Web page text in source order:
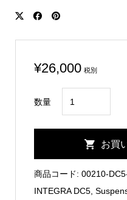
¥26,000 税別
数量
DC5
Spring
Bracket
お買
商品コード: 00210-
INTEGRA DC5,